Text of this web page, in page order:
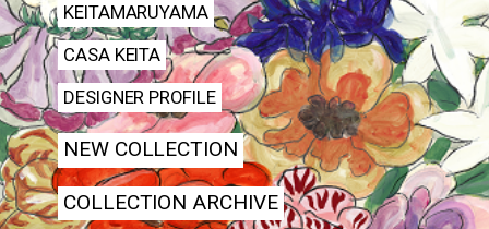
KEITAMARUYAMA
CASA KEITA
DESIGNER PROFILE
NEW COLLECTION
COLLECTION ARCHIVE